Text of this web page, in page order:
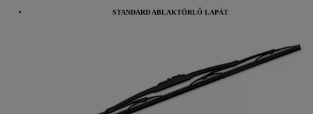
STANDARD ABLAKTÖRLŐ LAPÁT